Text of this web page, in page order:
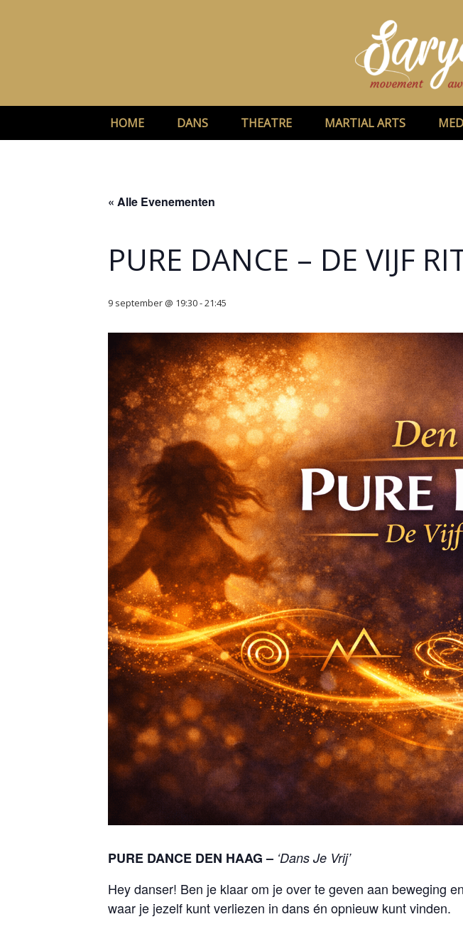
HOME DANS THEATRE MARTIAL ARTS
« Alle Evenementen
PURE DANCE – DE VIJF
9 september @ 19:30-21:45
PURE DANCE DEN HAAG – ‘Dans Je Vrij’
Hey danser! Ben je klaar om je over te geven aan beweging
waar je jezelf kunt verliezen in dans én opnieuw kunt vinden.